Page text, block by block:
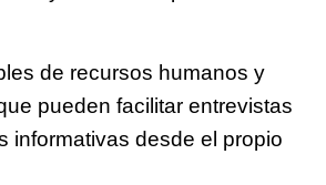
de recursos humanos y
pueden facilitar entrevistas
informativas desde el propio